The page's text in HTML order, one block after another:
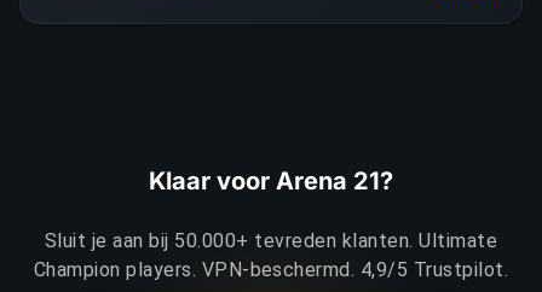
Klaar voor Arena 21?
Sluit je aan bij 50.000+ tevreden klanten. Ultimate
Champion players. VPN-beschermd. 4,9/5 Trustpilot.